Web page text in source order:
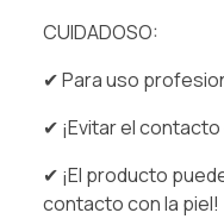
CUIDADOSO:
✔ Para uso
✔ ¡Evitar el
✔ ¡El producto
contacto con la piel!